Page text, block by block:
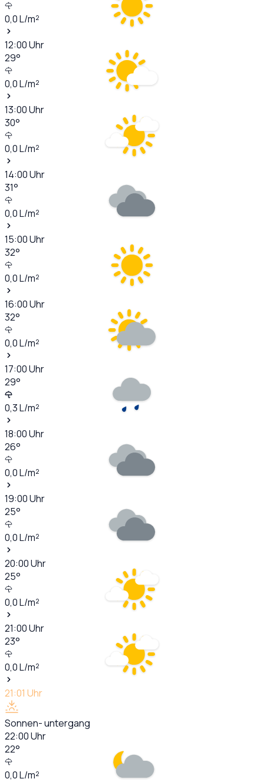
0,0L/m²
12:00Uhr
29°
0,0L/m²
13:00Uhr
30°
0,0L/m²
14:00Uhr
31°
0,0L/m²
15:00Uhr
32°
0,0L/m²
16:00Uhr
32°
0,0L/m²
17:00Uhr
29°
0,3L/m²
18:00Uhr
26°
0,0L/m²
19:00Uhr
25°
0,0L/m²
20:00Uhr
25°
0,0L/m²
21:00Uhr
23°
0,0L/m²
21:01 Uhr
Sonnen- untergang
22:00Uhr
22°
0,0L/m²